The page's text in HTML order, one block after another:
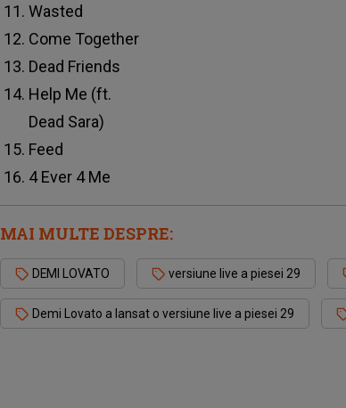
Wasted
Come Together
Dead Friends
Help Me (ft.
Dead Sara)
Feed
4 Ever 4 Me
MAI MULTE DESPRE:
DEMI LOVATO versiune live a piesei 29
Demi Lovato a lansat o versiune live a piesei 29